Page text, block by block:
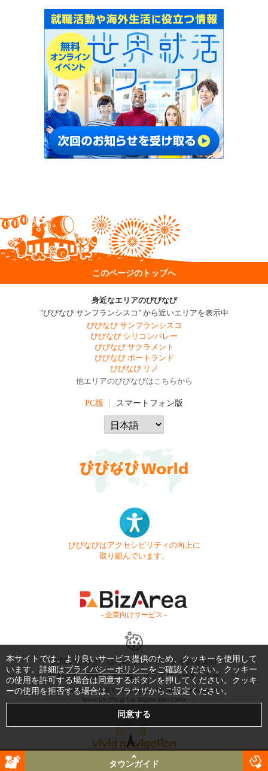
このページのトップへ
身近なエリアのびびなび
"びびなび サンフランシスコ" から近いエリアを表示中
びびなび サンフランシスコ
びびなび シリコンバレー
びびなび サクラメント
びびなび ポートランド
びびなび リノ
他エリアのびびなびはこちらから
PC版 スマートフォン版
びびなびはアクセシビリティの向上に
取り組んでいます。
- 企業向けサービス -
お問い合わせ はじめてガイド
よくある質問
利用規約
商標・著作権 プライバシーポリシー
Copyright © 1999-2026 Vivid Navigation, Inc. All Rights Reserved.
Server US (75) @ Los Angeles Data Center
タウンガイド
本サイトでは、より良いサービス提供のため、クッキーを使用して
います。詳細はプライバシーポリシーをご確認ください。クッキー
の使用を許可する場合は同意するボタンを押してください。クッキ
ーの使用を拒否する場合は、ブラウザからご設定ください。